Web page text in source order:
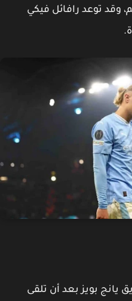
توعد رافائل فيكي
بويز بعد أن تلقى